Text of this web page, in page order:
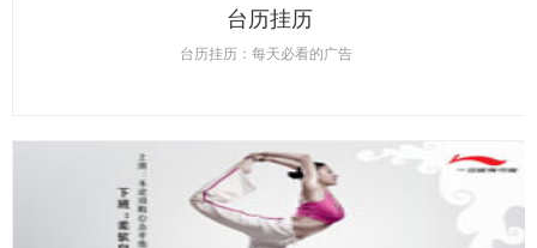
台历挂历
台历挂历：每天必看的广告